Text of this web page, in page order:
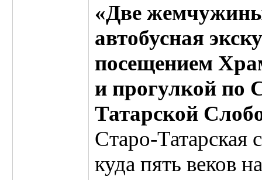
«Две
автобусная
посещением
и прогулкой по
Татарской
Старо-Татарская
куда пять веков